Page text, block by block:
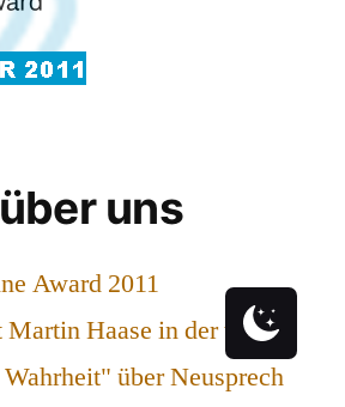
uns
Award 2011
Haase in der taz
über Neusprech